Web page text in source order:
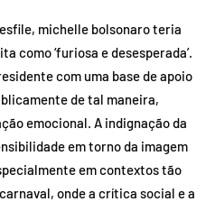
michelle bolsonaro teria
como ‘furiosa e desesperada’.
com uma base de apoio
de tal maneira,
emocional. A indignação da
em torno da imagem
em contextos tão
onde a crítica social e a